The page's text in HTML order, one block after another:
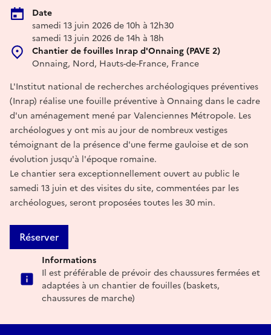
Date
samedi 13 juin 2026 de 10h à 12h30
samedi 13 juin 2026 de 14h à 18h
Chantier de fouilles Inrap d'Onnaing (PAVE 2)
Onnaing, Nord, Hauts-de-France, France
L'Institut national de recherches archéologiques préventives
(Inrap) réalise une fouille préventive à Onnaing dans le cadre
d'un aménagement mené par Valenciennes Métropole. Les
archéologues y ont mis au jour de nombreux vestiges
témoignant de la présence d'une ferme gauloise et de son
évolution jusqu'à l'époque romaine.
Le chantier sera exceptionnellement ouvert au public le
samedi 13 juin et des visites du site, commentées par les
archéologues, seront proposées toutes les 30 min.
Réserver
Informations
Il est préférable de prévoir des chaussures fermées et
adaptées à un chantier de fouilles (baskets,
chaussures de marche)